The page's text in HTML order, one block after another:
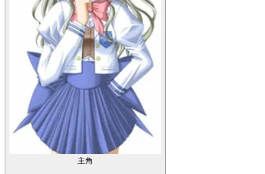
主角